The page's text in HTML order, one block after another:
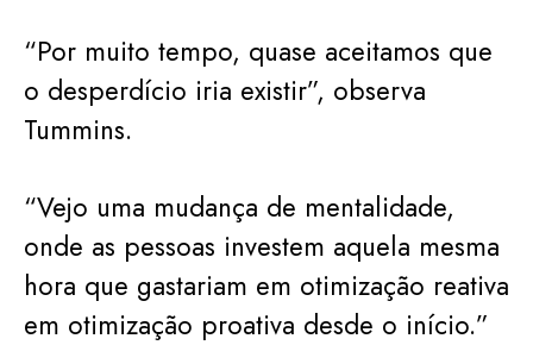
“Por muito tempo, quase aceitamos que
o desperdício iria existir”, observa
Tummins.
“Vejo uma mudança de mentalidade,
onde as pessoas investem aquela mesma
hora que gastariam em otimização reativa
em otimização proativa desde o início.”